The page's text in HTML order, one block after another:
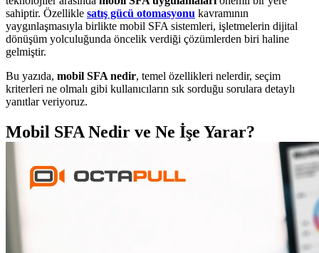
sahiptir. Özellikle satış gücü otomasyonu kavramının
yaygınlaşmasıyla birlikte mobil SFA sistemleri, işletmelerin dijital
dönüşüm yolculuğunda öncelik verdiği çözümlerden biri haline
gelmiştir.
Bu yazıda, mobil SFA nedir, temel özellikleri nelerdir, seçim
kriterleri ne olmalı gibi kullanıcıların sık sorduğu sorulara detaylı
yanıtlar veriyoruz.
Mobil SFA Nedir ve Ne İşe Yarar?